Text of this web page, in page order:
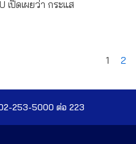
ปิดเผยว่า กระแส
1 2
253-5000​ ต่อ 223